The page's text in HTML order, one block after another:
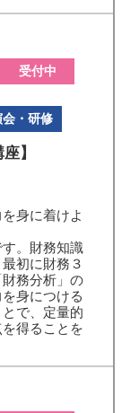
受付中
・研修
】
身に着けよ
。財務知識
初に財務３
務分析」の
身につける
で、定量的
得ることを